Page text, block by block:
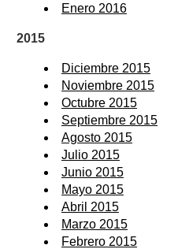
Enero 2016
2015
Diciembre 2015
Noviembre 2015
Octubre 2015
Septiembre 2015
Agosto 2015
Julio 2015
Junio 2015
Mayo 2015
Abril 2015
Marzo 2015
Febrero 2015